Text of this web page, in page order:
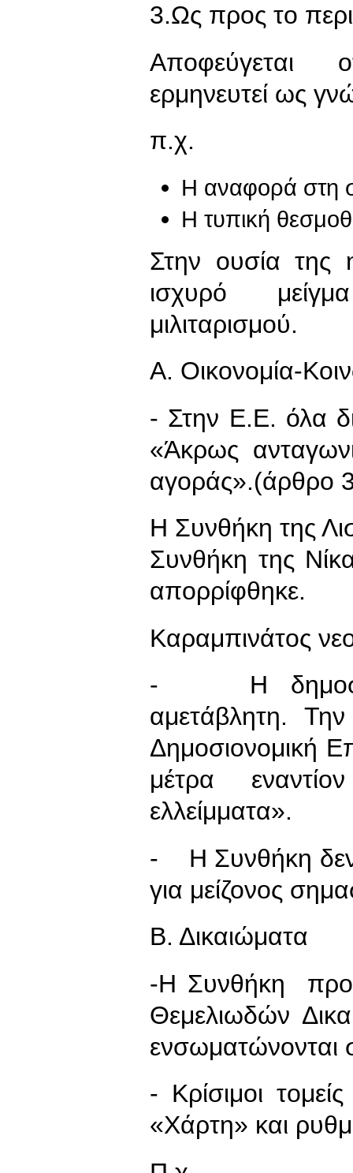
3.Ως προς το
Αποφεύγεται
ερμηνευτεί ως
π.χ.
Η αναφορά στη
Η τυπική
Στην ουσία της
ισχυρό
μιλιταρισμού.
Α. Οικονομία-
- Στην Ε.Ε. όλα
«Άκρως
αγοράς».(άρθρο
Η Συνθήκη της
Συνθήκη της
απορρίφθηκε.
Καραμπινάτος
- Η
αμετάβλητη.
Δημοσιονομική
μέτρα
ελλείμματα».
- Η Συνθήκη δεν
για μείζονος
Β. Δικαιώματα
-Η Συνθήκη
Θεμελιωδών
ενσωματώνονται
- Κρίσιμοι
«Χάρτη» και